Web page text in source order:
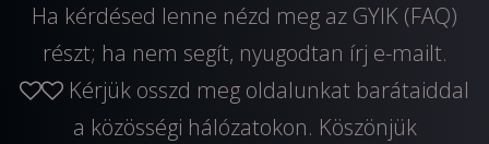
Ha kérdésed lenne nézd meg az GYIK (FAQ)
részt; ha nem segít, nyugodtan írj e-mailt.
Kérjük osszd meg oldalunkat barátaiddal
a közösségi hálózatokon. Köszönjük